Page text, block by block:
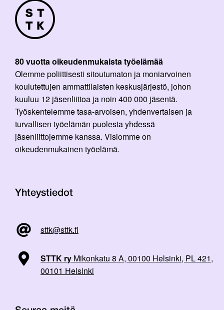
80 vuotta oikeudenmukaista työelämää
Olemme poliittisesti sitoutumaton ja moniarvoinen
koulutettujen ammattilaisten keskusjärjestö, johon
kuuluu 12 jäsenliittoa ja noin 400 000 jäsentä.
Työskentelemme tasa-arvoisen, yhdenvertaisen ja
turvallisen työelämän puolesta yhdessä
jäsenliittojemme kanssa. Visiomme on
oikeudenmukainen työelämä.
Yhteystiedot
sttk@sttk.fi
STTK ry Mikonkatu 8 A, 00100 Helsinki, PL 421,
00101 Helsinki